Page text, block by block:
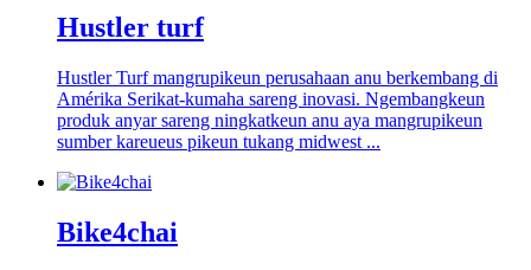
Hustler turf
Hustler Turf mangrupikeun perusahaan anu berkembang di
Amérika Serikat-kumaha sareng inovasi. Ngembangkeun
produk anyar sareng ningkatkeun anu aya mangrupikeun
sumber kareueus pikeun tukang midwest ...
Bike4chai